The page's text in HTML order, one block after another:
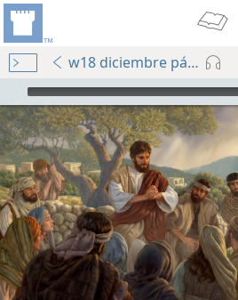
w18 diciembre págs. 10-14
Audio Player